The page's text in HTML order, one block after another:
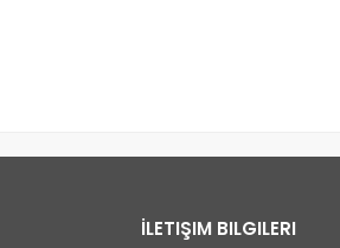
İLETIŞIM BILGILERI